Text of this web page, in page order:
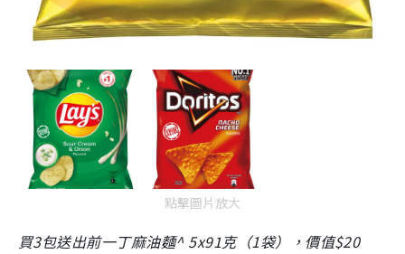
點擊圖片放大
買3包送出前一丁麻油麵^ 5x91克（1袋），價值$20